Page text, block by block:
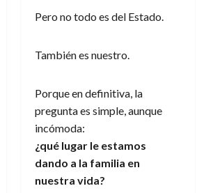
Pero no todo es del Estado.
También es nuestro.
Porque en definitiva, la
pregunta es simple, aunque
incómoda:
¿qué lugar le estamos
dando a la familia en
nuestra vida?